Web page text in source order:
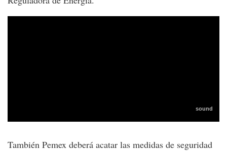
También Pemex deberá acatar las medidas de seguridad